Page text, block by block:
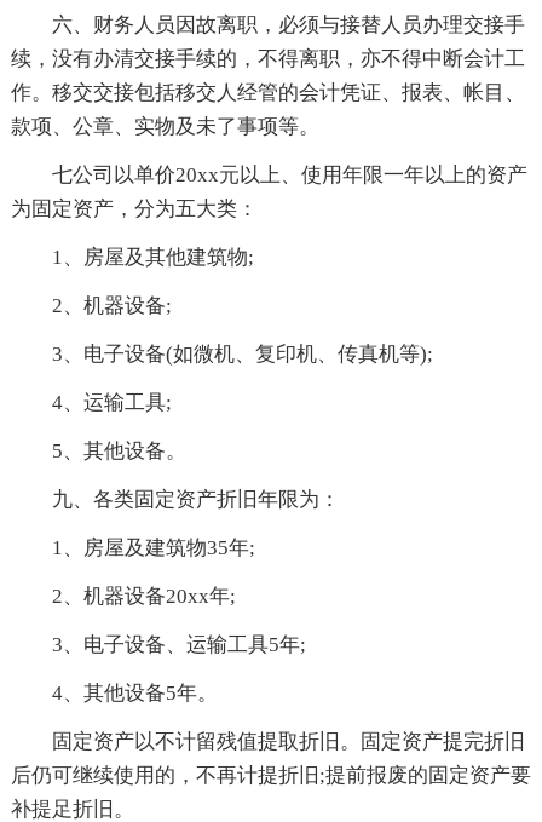
六、财务人员因故离职，必须与接替人员办理交接手
续，没有办清交接手续的，不得离职，亦不得中断会计工
作。移交交接包括移交人经管的会计凭证、报表、帐目、
款项、公章、实物及未了事项等。
七公司以单价20xx元以上、使用年限一年以上的资产
为固定资产，分为五大类：
1、房屋及其他建筑物;
2、机器设备;
3、电子设备(如微机、复印机、传真机等);
4、运输工具;
5、其他设备。
九、各类固定资产折旧年限为：
1、房屋及建筑物35年;
2、机器设备20xx年;
3、电子设备、运输工具5年;
4、其他设备5年。
固定资产以不计留残值提取折旧。固定资产提完折旧
后仍可继续使用的，不再计提折旧;提前报废的固定资产要
补提足折旧。